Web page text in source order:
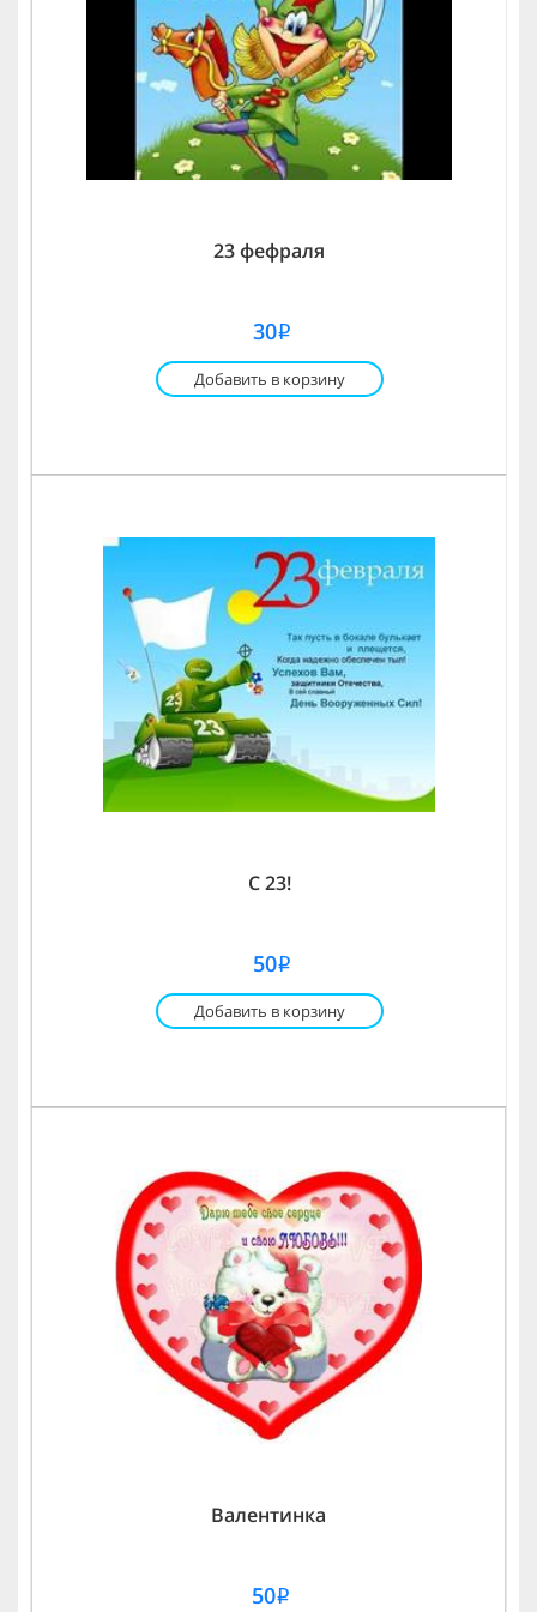
23 фефраля
30i
Добавить в корзину
С 23!
50i
Добавить в корзину
Валентинка
50i